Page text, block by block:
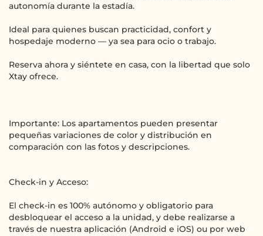
autonomía durante la estadía.
Ideal para quienes buscan practicidad, confort y
hospedaje moderno — ya sea para ocio o trabajo.
Reserva ahora y siéntete en casa, con la libertad que solo
Xtay ofrece.
Importante: Los apartamentos pueden presentar
pequeñas variaciones de color y distribución en
comparación con las fotos y descripciones.
Check-in y Acceso:
El check-in es 100% autónomo y obligatorio para
desbloquear el acceso a la unidad, y debe realizarse a
través de nuestra aplicación (Android e iOS) ou por web